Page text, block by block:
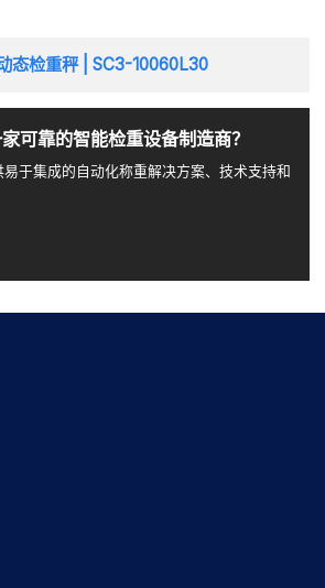
态检重秤 | SC3-10060L30
可靠的智能检重设备制造商？
于集成的自动化称重解决方案、技术支持和